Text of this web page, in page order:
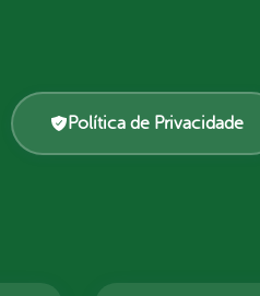
Política de Privacidade